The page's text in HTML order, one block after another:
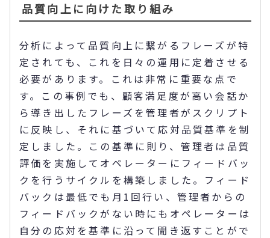
品質向上に向けた取り組み
分析によって品質向上に繋がるフレーズが特
定されても、これを日々の運用に定着させる
必要があります。これは非常に重要な点で
す。この事例でも、顧客満足度が高い会話か
ら導き出したフレーズを管理者がスクリプト
に反映し、それに基づいて応対品質基準を制
定しました。この基準に則り、管理者は品質
評価を実施してオペレーターにフィードバッ
クを行うサイクルを構築しました。フィード
バックは最低でも月1回行い、管理者からの
フィードバックがない時にもオペレーターは
自分の応対を基準に沿って聞き返すことがで